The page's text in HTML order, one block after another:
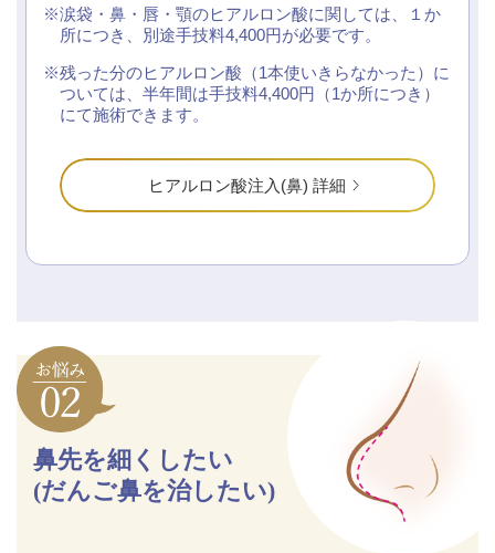
涙袋・鼻・唇・顎のヒアルロン酸に関しては、１か
所につき、別途手技料4,400円が必要です。
残った分のヒアルロン酸（1本使いきらなかった）に
ついては、半年間は手技料4,400円（1か所につき）
にて施術できます。
ヒアルロン酸注入(鼻) 詳細
鼻先を細くしたい
(だんご鼻を治したい)